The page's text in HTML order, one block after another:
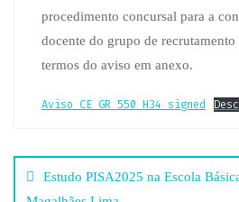
procedimento concursal para a
docente do grupo de
termos do aviso em anexo.
Aviso_CE_GR_550_H34_signed
Navegação
Estudo PISA2025 na Escola